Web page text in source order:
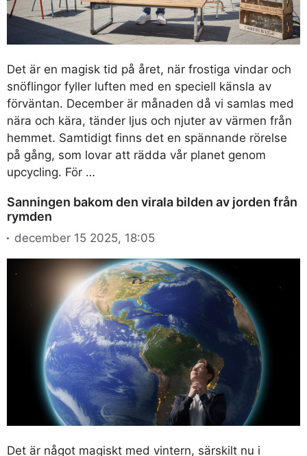
Det är en magisk tid på året, när frostiga vindar och
snöflingor fyller luften med en speciell känsla av
förväntan. December är månaden då vi samlas med
nära och kära, tänder ljus och njuter av värmen från
hemmet. Samtidigt finns det en spännande rörelse
på gång, som lovar att rädda vår planet genom
upcycling. För …
Sanningen bakom den virala bilden av jorden från
rymden
december 15 2025, 18:05
Det är något magiskt med vintern, särskilt nu i